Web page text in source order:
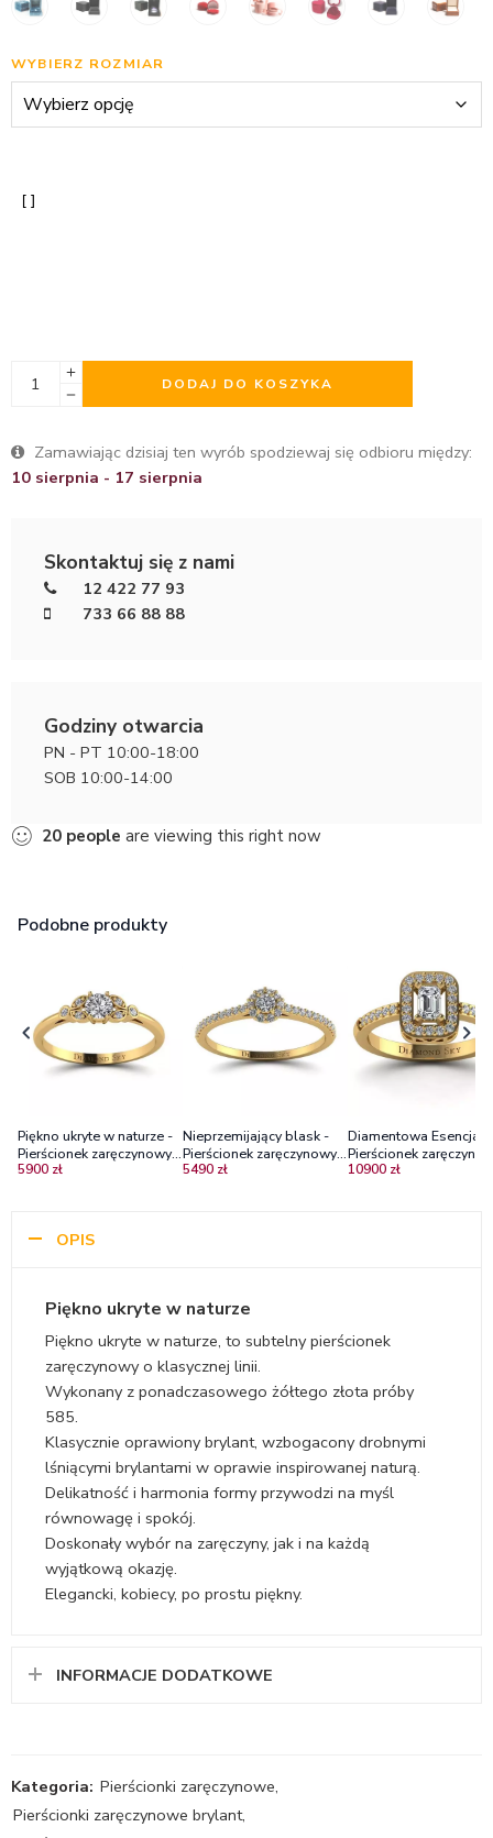
WYBIERZ ROZMIAR
DODAJ DO KOSZYKA
Zamawiając dzisiaj ten wyrób spodziewaj się odbioru między:
10 sierpnia - 17 sierpnia
Skontaktuj się z nami
12 422 77 93
733 66 88 88
Godziny otwarcia
PN - PT 10:00-18:00
SOB 10:00-14:00
20 people are viewing this right now
Podobne produkty
Piękno ukryte w naturze -
Pierścionek zaręczynowy z
diamentami P1/H, żółte
5900 zł
Nieprzemijający blask -
Pierścionek zaręczynowy z
żółtego złota z
5490 zł
Diamentowa Esencja -
Pierścionek
żółtego złota z
10900 zł
OPIS
Piękno ukryte w naturze
Piękno ukryte w naturze, to subtelny pierścionek
zaręczynowy o klasycznej linii.
Wykonany z ponadczasowego żółtego złota próby
585.
Klasycznie oprawiony brylant, wzbogacony drobnymi
lśniącymi brylantami w oprawie inspirowanej naturą.
Delikatność i harmonia formy przywodzi na myśl
równowagę i spokój.
Doskonały wybór na zaręczyny, jak i na każdą
wyjątkową okazję.
Elegancki, kobiecy, po prostu piękny.
INFORMACJE DODATKOWE
Kategoria: Pierścionki zaręczynowe,
Pierścionki zaręczynowe brylant,